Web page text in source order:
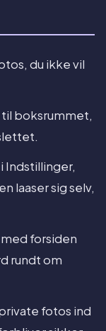
du ikke vil
til boksrummet,
Indstillinger,
laaser sig selv,
forsiden
rundt om
fotos ind